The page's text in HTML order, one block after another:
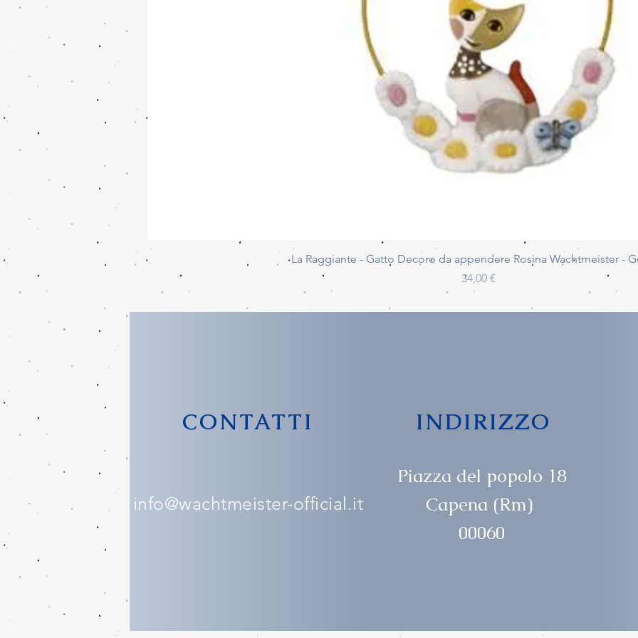
Vista rapida
La Raggiante - Gatto Decoro da appendere Rosina Wachtmeister -
Prezzo
34,00 €
CONTATTI
info@wachtmeister-official.it
INDIRIZZO
Piazza del popolo 18
Capena (Rm)
00060